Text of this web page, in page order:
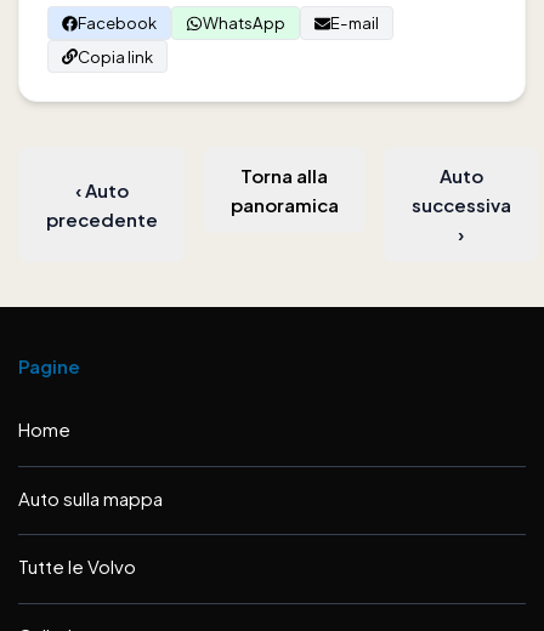
Facebook
WhatsApp
E-mail
Copia link
‹ Auto
precedente
Torna alla
panoramica
Auto
successiva
›
Pagine
Home
Auto sulla mappa
Tutte le Volvo